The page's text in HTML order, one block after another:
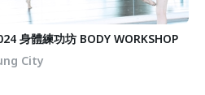
身體練功坊 BODY WORKSHOP
City